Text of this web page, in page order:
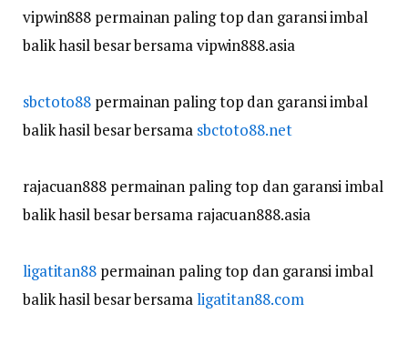
vipwin888 permainan paling top dan garansi imbal
balik hasil besar bersama vipwin888.asia
sbctoto88 permainan paling top dan garansi imbal
balik hasil besar bersama sbctoto88.net
rajacuan888 permainan paling top dan garansi imbal
balik hasil besar bersama rajacuan888.asia
ligatitan88 permainan paling top dan garansi imbal
balik hasil besar bersamaligatitan88.com